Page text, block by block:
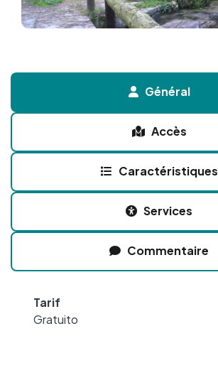
Général
Accès
Caractéristiques
Services
Commentaire
Tarif
Gratuito